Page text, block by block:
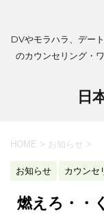
DVやモラハラ、デー
のカウンセリング・
日
HOME > お知らせ >
お知らせ カウンセ
燃えろ・・